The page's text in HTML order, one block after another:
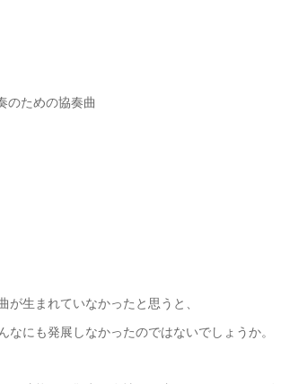
のための協奏曲
生まれていなかったと思うと、
にも発展しなかったのではないでしょうか。